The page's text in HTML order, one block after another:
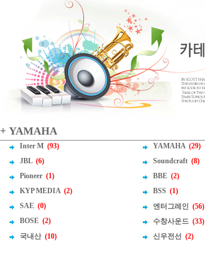
+ YAMAHA
Inter M (93) YAMAHA (29)
JBL (6) Soundcraft (8)
Pioneer (1) BBE (2)
KYP MEDIA (2) BSS (1)
SAE (0) 엔터그레인 (56)
BOSE (2) 수창사운드 (33)
국내산 (10) 신우전선 (2)